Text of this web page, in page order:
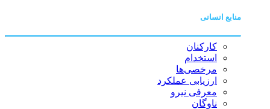
منابع انسانی
کارکنان
استخدام
مرخصی‌ها
ارزیابی عملکرد
معرفی نیرو
ناوگان